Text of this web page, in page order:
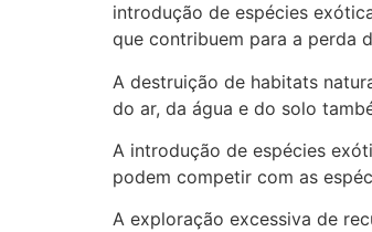
introdução de espécies
que contribuem para a perda
A destruição de habitats
do ar, da água e do solo
A introdução de espécies
podem competir com as
A exploração excessiva de